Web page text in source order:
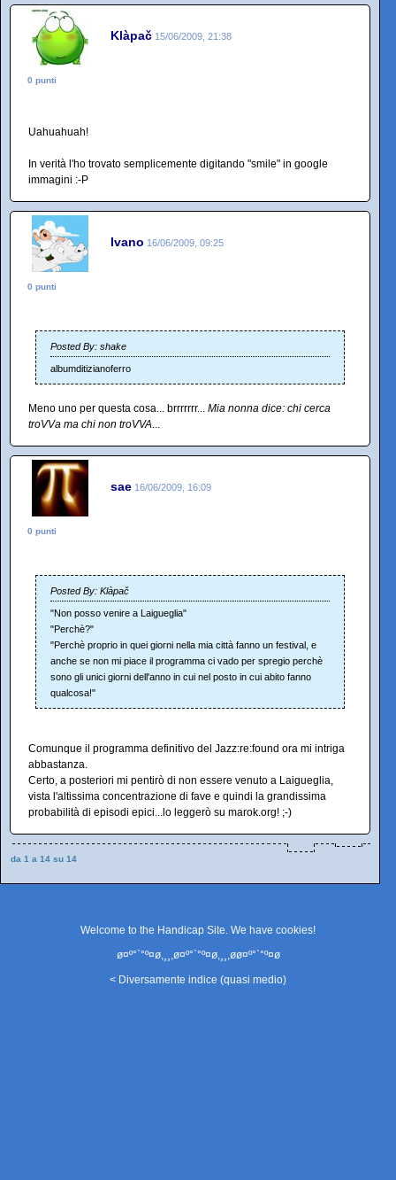
Klàpač 15/06/2009, 21:38
0 punti
Uahuahuah!
In verità l'ho trovato semplicemente digitando "smile" in google
immagini :-P
Ivano 16/06/2009, 09:25
0 punti
Posted By: shake
albumditizianoferro
Meno uno per questa cosa... brrrrrrr... Mia nonna dice: chi cerca
troVVa ma chi non troVVA...
sae 16/06/2009, 16:09
0 punti
Posted By: Klàpač
"Non posso venire a Laigueglia"
"Perchè?"
"Perchè proprio in quei giorni nella mia città fanno un festival, e
anche se non mi piace il programma ci vado per spregio perchè
sono gli unici giorni dell'anno in cui nel posto in cui abito fanno
qualcosa!"
Comunque il programma definitivo del Jazz:re:found ora mi intriga
abbastanza.
Certo, a posteriori mi pentirò di non essere venuto a Laigueglia,
vista l'altissima concentrazione di fave e quindi la grandissima
probabilità di episodi epici...lo leggerò su marok.org! ;-)
da 1 a 14 su 14
Welcome to the Handicap Site. We have cookies!
ø¤º°`°º¤ø,¸¸,ø¤º°`°º¤ø,¸¸,øø¤º°`°º¤ø
< Diversamente indice (quasi medio)